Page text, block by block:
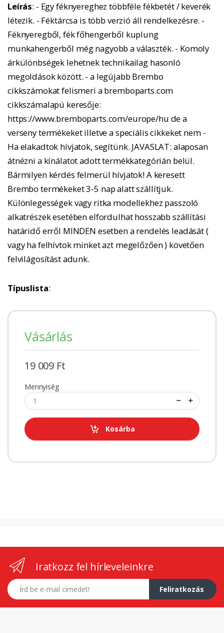
Leírás: - Egy féknyereghez többféle fékbetét / keverék
létezik. - Féktárcsa is több verzió áll rendelkezésre. -
Féknyeregből, fék főhengerből kuplung
munkahengerből még nagyobb a választék. - Komoly
árkülönbségek lehetnek technikailag hasonló
megoldások között. - a legújabb Brembo
cikkszámokat felismeri a bremboparts.com
cikkszámalapú keresője:
https://www.bremboparts.com/europe/hu de a
verseny termékeket illetve a speciális cikkeket nem -
Ha elakadtok hívjatok, segítünk. JAVASLAT: alaposan
átnézni a kínálatot adott termékkategórián belül.
Bármilyen kérdés felmerül hívjatok! A keresett
Brembo termékeket 3-5 nap alatt szállítjuk.
Különlegességek vagy ritka modellekhez passzoló
alkatrészek esetében elfordulhat hosszabb szállítási
határidő erről MINDEN esetben a rendelés leadását (
vagy ha felhívtok minket azt megelőzően ) követően
felvilágosítást adunk.
Típuslista:
Vásárlás
19 009 Ft
Mennyiség
Kosárba
Iratkozz fel hírleveleinkre
E-mail címed
Feliratkozás